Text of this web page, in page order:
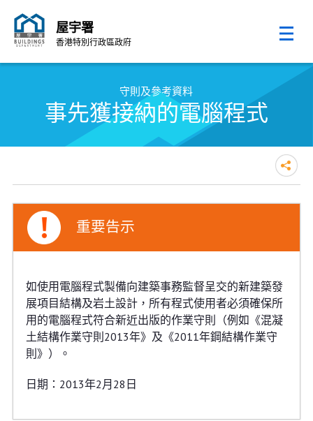
屋宇署
香港特別行政區政府
守則及參考資料
事先獲接納的電腦程式
重要告示
如使用電腦程式製備向建築事務監督呈交的新建築發
展項目結構及岩土設計，所有程式使用者必須確保所
用的電腦程式符合新近出版的作業守則（例如《混凝
土結構作業守則2013年》及《2011年鋼結構作業守
則》）。
日期：2013年2月28日